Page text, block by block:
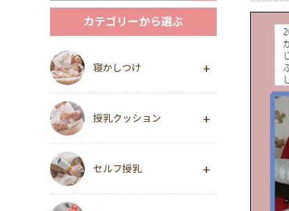
カテゴリーから選ぶ
寝かしつけ
授乳クッション
セルフ授乳